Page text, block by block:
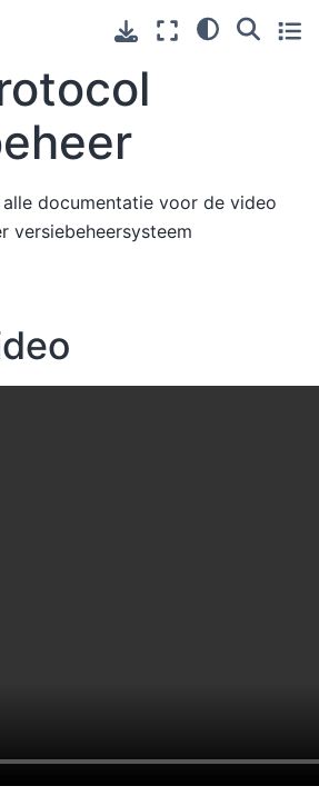
documentatie voor de video
versiebeheersysteem